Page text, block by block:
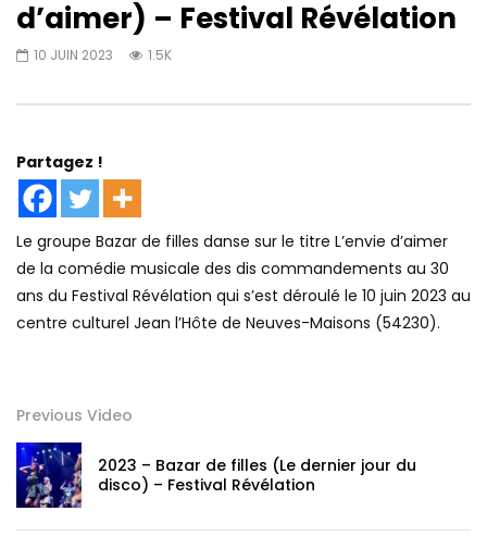
d’aimer) – Festival Révélation
10 JUIN 2023 1.5K
Partagez !
Le groupe Bazar de filles danse sur le titre L’envie d’aimer
de la comédie musicale des dis commandements au 30
ans du Festival Révélation qui s’est déroulé le 10 juin 2023 au
centre culturel Jean l’Hôte de Neuves-Maisons (54230).
Previous Video
2023 – Bazar de filles (Le dernier jour du
disco) – Festival Révélation